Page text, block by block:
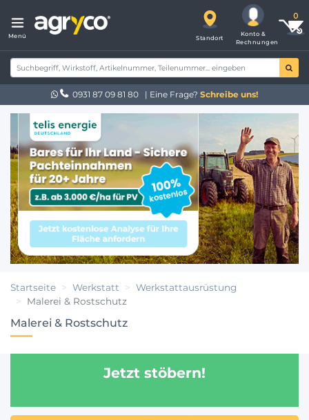
Menü Standort
Konto &
Rechnungen
0931 87 09 81 80 | Eine Frage? Schreibe uns!
Startseite Werkstatt
Werkstattausrüstung
Malerei & Rostschutz
Malerei & Rostschutz
Jetzt stöbern!